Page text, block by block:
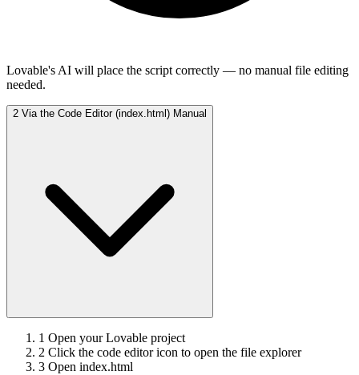
Lovable's AI will place the script correctly — no manual file editing
needed.
2 Via the Code Editor (index.html) Manual
1 Open your Lovable project
2 Click the code editor icon to open the file explorer
3 Open index.html